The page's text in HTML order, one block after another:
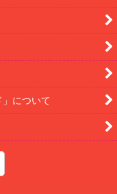
について